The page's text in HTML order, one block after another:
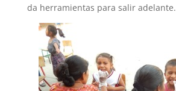
da herramientas para salir adelante.